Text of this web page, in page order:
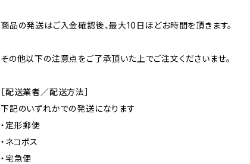
商品の発送はご入金確認後、最大10日ほどお時間を頂きます。
その他以下の注意点をご了承頂いた上でご注文くださいませ。
［配送業者／配送方法］
下記のいずれかでの発送になります
・定形郵便
・ネコポス
・宅急便